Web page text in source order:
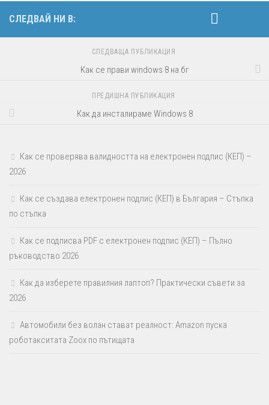
СЛЕДВАЙ НИ В:
СЛЕДВАЩА ПУБЛИКАЦИЯ
Kак се прави windows 8 на бг
ПРЕДИШНА ПУБЛИКАЦИЯ
Как да инсталираме Windows 8
Как се проверява валидността на електронен подпис (КЕП) –
2026
Как се създава електронен подпис (КЕП) в България – Стъпка
по стъпка
Как се подписва PDF с електронен подпис (КЕП) – Пълно
ръководство 2026
Как да изберете правилния лаптоп? Практически съвети за
2026
Автомобили без волан стават реалност: Amazon пуска
роботакситата Zoox по пътищата